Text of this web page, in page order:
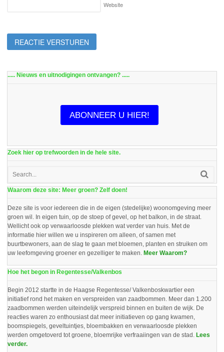
Website
..... Nieuws en uitnodigingen ontvangen? .....
ABONNEER U HIER!
Zoek hier op trefwoorden in de hele site.
Waarom deze site: Meer groen? Zelf doen!
Deze site is voor iedereen die in de eigen (stedelijke) woonomgeving meer
groen wil. In eigen tuin, op de stoep of gevel, op het balkon, in de straat.
Wellicht ook op verwaarloosde plekken wat verder van huis. Met de
informatie hier willen we u inspireren om alleen, of samen met
buurtbewoners, aan de slag te gaan met bloemen, planten en struiken om
uw leefomgeving groener en gezelliger te maken. Meer Waarom?
Hoe het begon in Regentesse/Valkenbos
Begin 2012 startte in de Haagse Regentesse/ Valkenboskwartier een
initiatief rond het maken en verspreiden van zaadbommen. Meer dan 1.200
zaadbommen werden uiteindelijk verspreid binnen en buiten de wijk. De
reacties waren zo enthousiast dat meer initiatieven op gang kwamen,
boomspiegels, geveltuintjes, bloembakken en verwaarloosde plekken
werden omgetoverd tot groene, bloemrijke verfraaiingen van de stad. Lees
verder.